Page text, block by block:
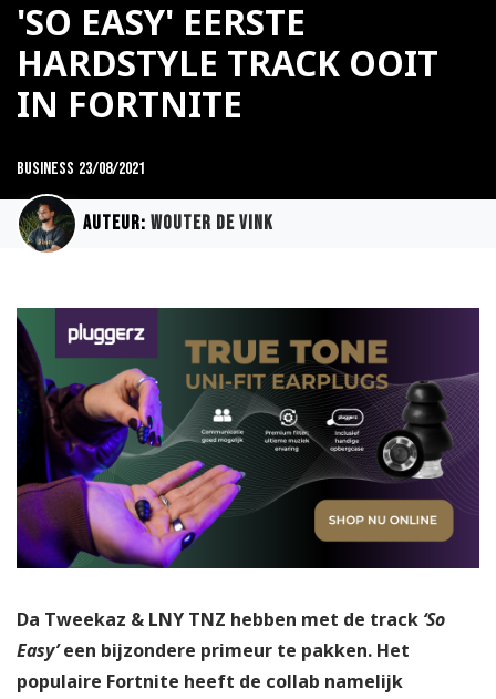
'SO EASY' EERSTE
HARDSTYLE TRACK OOIT
IN FORTNITE
Business 23/08/2021
Auteur: Wouter de Vink
Da Tweekaz & LNY TNZ hebben met de track ‘So
Easy’een bijzondere primeur te pakken. Het
populaire Fortnite heeft de collab namelijk